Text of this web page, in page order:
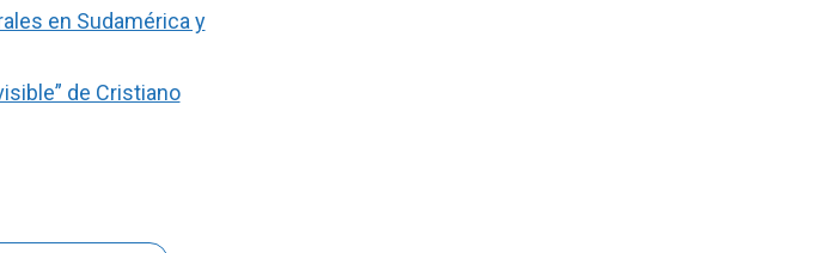
en Sudamérica y
de Cristiano